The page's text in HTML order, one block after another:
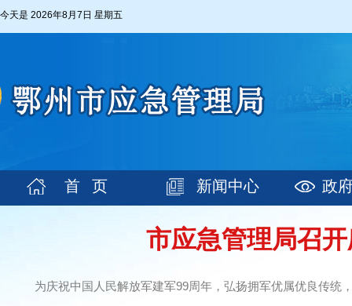
今天是 2026年8月7日 星期五
首 页 新闻中心 政
市应急管理局召
为庆祝中国人民解放军建军99周年，弘扬拥军优属优良传统